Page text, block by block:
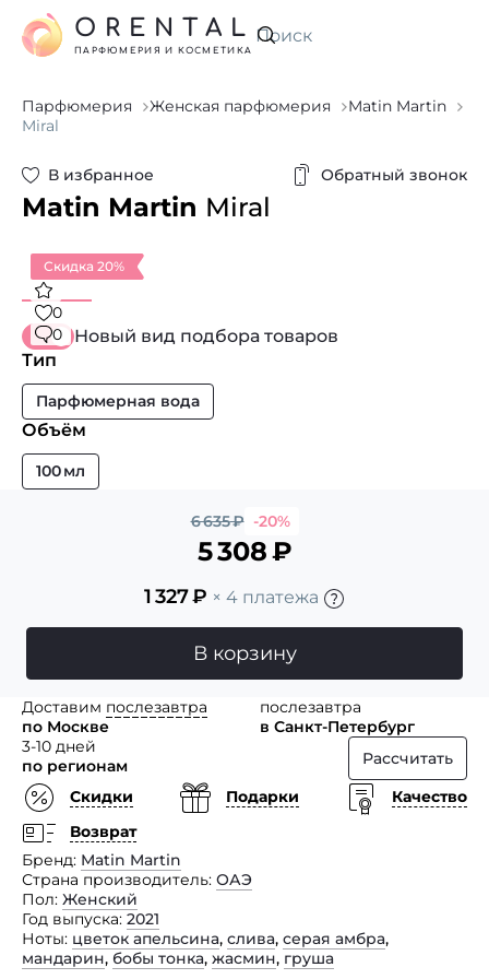
Искать
ORENTAL
ПАРФЮМЕРИЯ И КОСМЕТИКА
Парфюмерия Женская парфюмерия
Matin Martin
Miral
В избранное Обратный звонок
Matin Martin Miral
Скидка 20%
0
0
Новый вид подбора товаров
Тип
Парфюмерная вода
Объём
100 мл
6 635₽ -20%
5 308₽
1 327₽ × 4 платежа
В корзину
Доставим послезавтра
по Москве
послезавтра
в Санкт-Петербург
3-10 дней
по регионам
Рассчитать
Скидки
Подарки
Качество
Возврат
Бренд Matin Martin
Страна производитель ОАЭ
Пол Женский
Год выпуска 2021
Ноты цветок апельсина, слива, серая амбра,
мандарин, бобы тонка, жасмин, груша